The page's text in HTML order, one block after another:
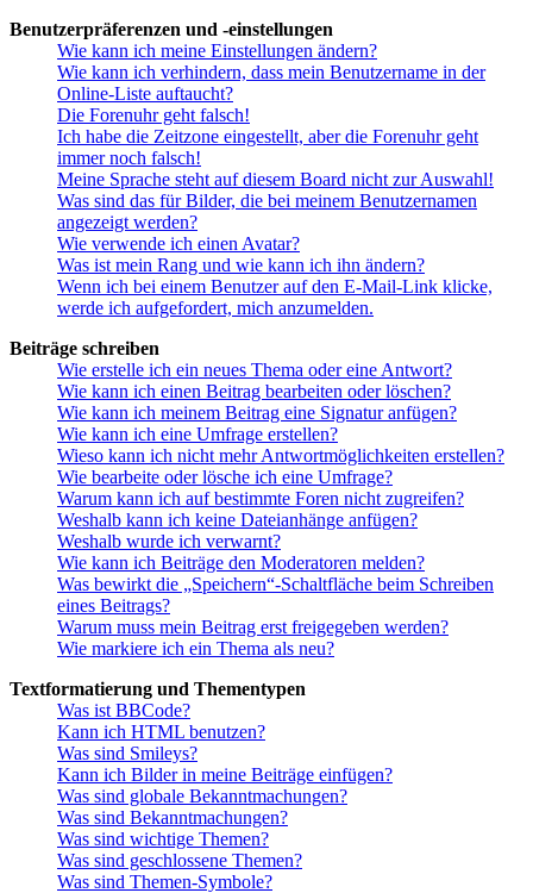
Benutzerpräferenzen und -einstellungen
Wie kann ich meine Einstellungen ändern?
Wie kann ich verhindern, dass mein Benutzername in der
Online-Liste auftaucht?
Die Forenuhr geht falsch!
Ich habe die Zeitzone eingestellt, aber die Forenuhr geht
immer noch falsch!
Meine Sprache steht auf diesem Board nicht zur Auswahl!
Was sind das für Bilder, die bei meinem Benutzernamen
angezeigt werden?
Wie verwende ich einen Avatar?
Was ist mein Rang und wie kann ich ihn ändern?
Wenn ich bei einem Benutzer auf den E-Mail-Link klicke,
werde ich aufgefordert, mich anzumelden.
Beiträge schreiben
Wie erstelle ich ein neues Thema oder eine Antwort?
Wie kann ich einen Beitrag bearbeiten oder löschen?
Wie kann ich meinem Beitrag eine Signatur anfügen?
Wie kann ich eine Umfrage erstellen?
Wieso kann ich nicht mehr Antwortmöglichkeiten erstellen?
Wie bearbeite oder lösche ich eine Umfrage?
Warum kann ich auf bestimmte Foren nicht zugreifen?
Weshalb kann ich keine Dateianhänge anfügen?
Weshalb wurde ich verwarnt?
Wie kann ich Beiträge den Moderatoren melden?
Was bewirkt die „Speichern“-Schaltfläche beim Schreiben
eines Beitrags?
Warum muss mein Beitrag erst freigegeben werden?
Wie markiere ich ein Thema als neu?
Textformatierung und Thementypen
Was ist BBCode?
Kann ich HTML benutzen?
Was sind Smileys?
Kann ich Bilder in meine Beiträge einfügen?
Was sind globale Bekanntmachungen?
Was sind Bekanntmachungen?
Was sind wichtige Themen?
Was sind geschlossene Themen?
Was sind Themen-Symbole?